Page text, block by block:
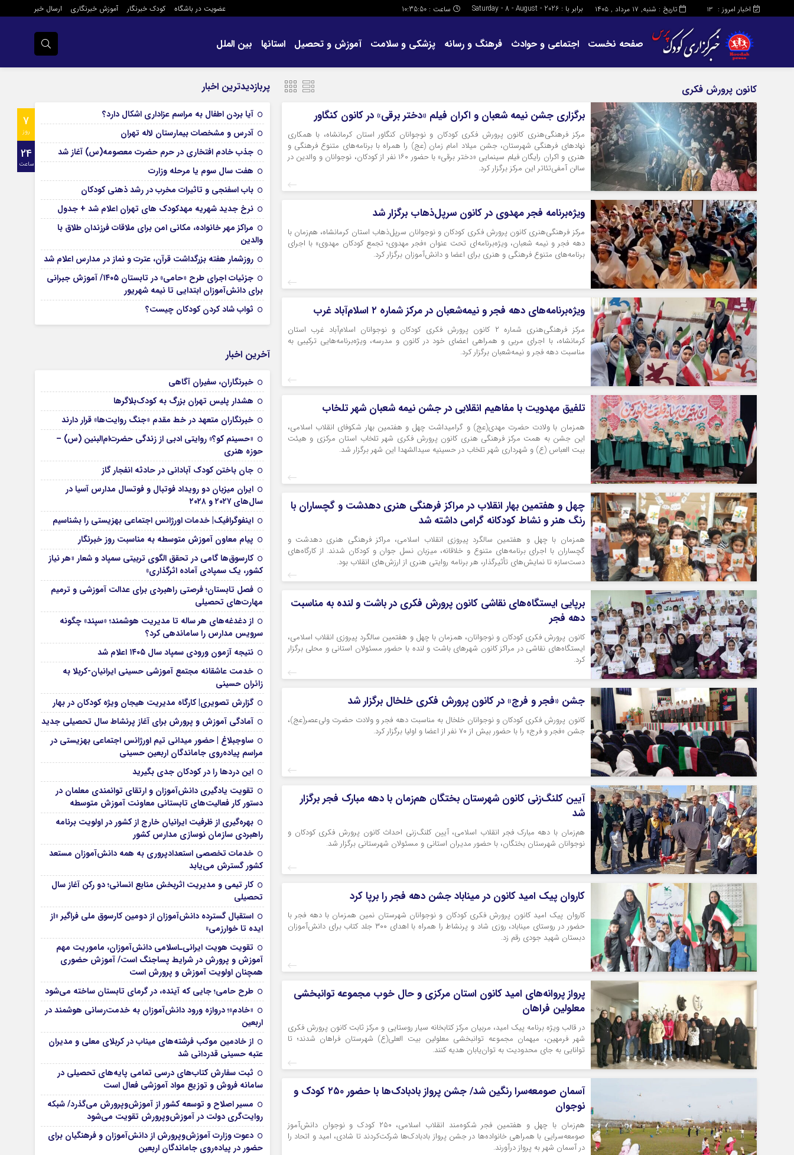
اخبار امروز : 13 تاریخ : شنبه, ۱۷ مرداد , ۱۴۰۵ برابر با : Saturday - 8 - August - 2026 ساعت : 10:35:52 عضویت در باشگاه کودک خبرنگار آموزش خبرنگاری ارسال خبر
صفحه نخست اجتماعی و حوادث فرهنگ و رسانه پزشکی و سلامت آموزش و تحصیل استانها بین الملل
کانون پرورش فکری
برگزاری جشن نیمه شعبان و اکران فیلم «دختر برقی» در کانون کنگاور
مرکز فرهنگی‌هنری کانون پرورش فکری کودکان و نوجوانان کنگاور استان کرمانشاه، با همکاری
نهادهای فرهنگی شهرستان، جشن میلاد امام زمان (عج) را همراه با برنامه‌های متنوع فرهنگی و
هنری و اکران رایگان فیلم سینمایی «دختر برقی» با حضور ۱۶۰ نفر از کودکان، نوجوانان و والدین در
سالن آمفی‌تئاتر این مرکز برگزار کرد.
ویژه‌برنامه‌ فجر مهدوی در کانون سرپل‌ذهاب برگزار شد
مرکز فرهنگی‌هنری کانون پرورش فکری کودکان و نوجوانان سرپل‌ذهاب استان کرمانشاه، هم‌زمان با
دهه فجر و نیمه شعبان، ویژه‌برنامه‌ای تحت عنوان «فجر مهدوی؛ تجمع کودکان مهدوی» با اجرای
برنامه‌های متنوع فرهنگی و هنری برای اعضا و دانش‌آموزان برگزار کرد.
ویژه‌برنامه‌های دهه فجر و نیمه‌شعبان در مرکز شماره ۲ اسلام‌آباد غرب
مرکز فرهنگی‌هنری شماره ۲ کانون پرورش فکری کودکان و نوجوانان اسلام‌آباد غرب استان
کرمانشاه، با اجرای مربی و همراهی اعضای خود در کانون و مدرسه، ویژه‌برنامه‌هایی ترکیبی به
مناسبت دهه فجر و نیمه‌شعبان برگزار کرد.
تلفیق مهدویت با مفاهیم انقلابی در جشن نیمه شعبان شهر تلخاب
همزمان با ولادت حضرت مهدی(عج) و گرامیداشت چهل و هفتمین بهار شکوفای انقلاب اسلامی،
این جشن به همت مرکز فرهنگی هنری کانون پرورش فکری شهر تلخاب استان مرکزی و هیئت
بیت العباس (ع) و شهرداری شهر تلخاب در حسینیه سیدالشهدا این شهر برگزار شد.
چهل و هفتمین بهار انقلاب در مراکز فرهنگی هنری دهدشت و گچساران با
رنگ هنر و نشاط کودکانه گرامی داشته شد
همزمان با چهل و هفتمین سالگرد پیروزی انقلاب اسلامی، مراکز فرهنگی هنری دهدشت و
گچساران با اجرای برنامه‌های متنوع و خلاقانه، میزبان نسل جوان و کودکان شدند. از کارگاه‌های
دست‌سازه تا نمایش‌های تأثیرگذار، هر برنامه روایتی هنری از ارزش‌های انقلاب بود.
برپایی ایستگاه‌های نقاشی کانون پرورش فکری در باشت و لنده به مناسبت
دهه فجر
کانون پرورش فکری کودکان و نوجوانان، همزمان با چهل و هفتمین سالگرد پیروزی انقلاب اسلامی،
ایستگاه‌های نقاشی در مراکز کانون شهرهای باشت و لنده با حضور مسئولان استانی و محلی برگزار
کرد.
جشن «فجر و فرج» در کانون پرورش فکری خلخال برگزار شد
کانون پرورش فکری کودکان و نوجوانان خلخال به مناسبت دهه فجر و ولادت حضرت ولی‌عصر(عج)،
جشن «فجر و فرج» را با حضور بیش از ۷۰ نفر از اعضا و اولیا برگزار کرد.
آیین کلنگ‌زنی کانون شهرستان بختگان هم‌زمان با دهه مبارک فجر برگزار
شد
هم‌زمان با دهه مبارک فجر انقلاب اسلامی، آیین کلنگ‌زنی احداث کانون پرورش فکری کودکان و
نوجوانان شهرستان بختگان، با حضور مدیران استانی و مسئولان شهرستانی برگزار شد.
کاروان پیک امید کانون در میناباد جشن دهه فجر را برپا کرد
کاروان پیک امید کانون پرورش فکری کودکان و نوجوانان شهرستان نمین همزمان با دهه فجر با
حضور در روستای میناباد، روزی شاد و پرنشاط را همراه با اهدای ۳۰۰ جلد کتاب برای دانش‌آموزان
دبستان شهید جودی رقم زد.
پرواز پروانه‌های امید کانون استان مرکزی و حال خوب مجموعه توانبخشی
معلولین فراهان
در قالب ویژه برنامه پیک امید، مربیان مرکز کتابخانه‌ سیار روستایی و مرکز ثابت کانون پرورش فکری
شهر فرمهین، میهمان مجموعه توانبخشی معلولین بیت العلی(ع) شهرستان فراهان شدند؛ تا
توانایی به جای محدودیت به توان‌یابان هدیه کنند.
آسمان صومعه‌سرا رنگین شد/ جشن پرواز بادبادک‌ها با حضور ۲۵۰ کودک و
نوجوان
هم‌زمان با چهل و هفتمین فجر شکوه‌مند انقلاب اسلامی، ۲۵۰ کودک و نوجوان دانش‌آموز
صومعه‌سرایی با همراهی خانواده‌ها در جشن پرواز بادبادک‌ها شرکت‌کردند تا شادی، امید و اتحاد را
در آسمان شهر به پرواز درآورند.
پربازدیدترین اخبار
7
روز
24
ساعت
آیا بردن اطفال به مراسم عزادارى اشکال دارد؟
آدرس و مشخصات بیمارستان لاله تهران
جذب خادم افتخاری در حرم حضرت معصومه(س) آغاز شد
هفت سال سوم یا مرحله وزارت
باب اسفنجی و تاثیرات مخرب در رشد ذهنی کودکان
نرخ جدید شهریه مهدکودک های تهران اعلام شد + جدول
مراکز مهر خانواده، مکانی امن برای ملاقات فرزندان طلاق با
والدین
روزشمار هفته بزرگداشت قرآن، عترت و نماز در مدارس اعلام شد
جزئیات اجرای طرح «حامی» در تابستان ۱۴۰۵/ آموزش جبرانی
برای دانش‌آموزان ابتدایی تا نیمه شهریور
ثواب شاد کردن کودکان چیست؟
آخرین اخبار
خبرنگاران، سفیران آگاهی
هشدار پلیس تهران بزرگ به کودک‌بلاگرها
خبرنگاران متعهد در خط مقدم «جنگ روایت‌ها» قرار دارند
«حسینم کو؟» روایتی ادبی از زندگی حضرت‌ام‌البنین (س) –
حوزه هنری
جان باختن کودک آبادانی در حادثه انفجار گاز
ایران میزبان دو رویداد فوتبال و فوتسال مدارس آسیا در
سال‌های ۲۰۲۷ و ۲۰۲۸
اینفوگرافیک| خدمات اورژانس اجتماعی بهزیستی را بشناسیم
پیام معاون آموزش متوسطه به مناسبت روز خبرنگار
کارسوق‌ها گامی در تحقق الگوی تربیتی سمپاد و شعار «هر نیاز
کشور، یک سمپادی آماده اثرگذاری»
فصل تابستان؛ فرصتی راهبردی برای عدالت آموزشی و ترمیم
مهارت‌های تحصیلی
از دغدغه‌های هر ساله تا مدیریت هوشمند؛ «سپند» چگونه
سرویس مدارس را ساماندهی کرد؟
نتیجه آزمون ورودی سمپاد سال ۱۴۰۵ اعلام شد
خدمت عاشقانه مجتمع آموزشی‌ حسینی ایرانیان-کربلا به
زائران حسینی
گزارش تصویری| کارگاه مدیریت هیجان ویژه کودکان در بهار
آمادگی آموزش و پرورش برای آغاز پرنشاط سال تحصیلی جدید
ساوجبلاغ | حضور میدانی تیم اورژانس اجتماعی بهزیستی در
مراسم پیاده‌روی جاماندگان اربعین حسینی
این درد‌ها را در کودکان جدی بگیرید
تقویت یادگیری دانش‌آموزان و ارتقای توانمندی معلمان در
دستور کار فعالیت‌های تابستانی معاونت آموزش متوسطه
بهره‌گیری از ظرفیت ایرانیان خارج از کشور در اولویت برنامه
راهبردی سازمان نوسازی مدارس کشور
خدمات تخصصی استعدادپروری به همه دانش‌آموزان مستعد
کشور گسترش می‌یابد
کار تیمی و مدیریت اثربخش منابع انسانی؛ دو رکن آغاز سال
تحصیلی
استقبال گسترده دانش‌آموزان از دومین کارسوق ملی فراگیر «از
ایده تا خوارزمی»
تقویت هویت ایرانی‌ـ‌اسلامی دانش‌آموزان، ماموریت مهم
آموزش و پرورش در شرایط پساجنگ است/ آموزش حضوری
همچنان اولویت آموزش و پرورش است
طرح حامی؛ جایی که آینده، در گرمای تابستان ساخته می‌شود
«خادم»؛ دروازه ورود دانش‌آموزان به خدمت‌رسانی هوشمند در
اربعین
از خادمین موکب فرشته‌های میناب در کربلای معلی و مدیران
عتبه حسینی قدردانی شد
ثبت سفارش کتاب‌های درسی تمامی پایه‌های تحصیلی در
سامانه فروش و توزیع مواد آموزشی فعال است
مسیر اصلاح و توسعه کشور از آموزش‌وپرورش می‌گذرد/ شبکه
روایت‌‌گری دولت در آموزش‌وپرورش تقویت می‌شود
دعوت وزارت آموزش‌وپرورش از دانش‌آموزان و فرهنگیان برای
حضور در پیاده‌روی جاماندگان اربعین